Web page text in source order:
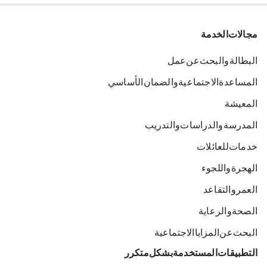
مجالات الخدمة
البطالة والبحث عن عمل
المساعدة الاجتماعية والضمان الأساسي
المعيشة
المدرسة والدراسات والتدريب
خدمات للعائلات
الهجرة واللجوء
العمر والتقاعد
الصحة والرعاية
البحث عن المزايا الاجتماعية
التطبيقات المستخدمة بشكل متكرر